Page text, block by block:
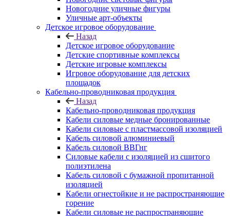
Новогодние уличные фигуры
Уличные арт-объекты
Детское игровое оборудование
Назад
Детское игровое оборудование
Детские спортивные комплексы
Детские игровые комплексы
Игровое оборудование для детских
площадок
Кабельно-проводниковая продукция
Назад
Кабельно-проводниковая продукция
Кабели силовые медные бронированные
Кабели силовые с пластмассовой изоляцией
Кабель силовой алюминиевый
Кабель силовой ВВГнг
Силовые кабели с изоляцией из сшитого
полиэтилена
Кабель силовой с бумажной пропитанной
изоляцией
Кабели огнестойкие и не распространяющие
горение
Кабели силовые не распространяющие